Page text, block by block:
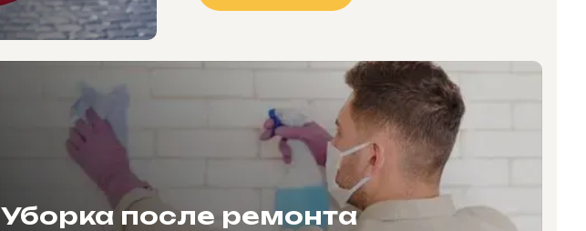
Уборка после ремонта